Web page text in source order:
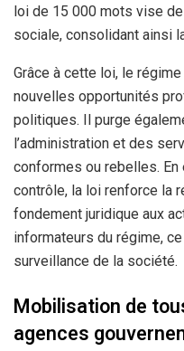
loi de 15 000 mots vise
sociale, consolidant ainsi
Grâce à cette loi, le
nouvelles opportunités
politiques. Il purge
l’administration et des
conformes ou rebelles.
contrôle, la loi renforce la
fondement juridique aux
informateurs du régime,
surveillance de la société.
Mobilisation de
agences